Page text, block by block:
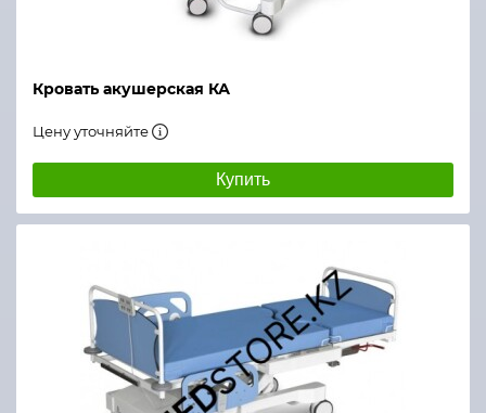
Кровать акушерская КА
Цену уточняйте
Купить